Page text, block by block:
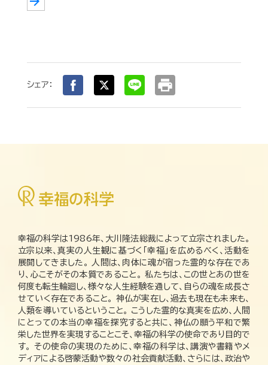
シェア： print
幸福の科学は1986年、大川隆法総裁によって立宗されました。
立宗以来、真実の人生観に基づく「幸福」を広めるべく、活動を
展開してきました。 人間は、肉体に魂が宿った霊的な存在であ
り、心こそがその本質であること。 私たちは、この世とあの世を
何度も転生輪廻し、様々な人生経験を通して、自らの魂を成長さ
せていく存在であること。 神仏が実在し、過去も現在も未来も、
人類を導いているということ。 こうした霊的な真実を広め、人間
にとっての本当の幸福を探究すると共に、神仏の願う平和で繁
栄した世界を実現することこそ、幸福の科学の使命であり目的で
す。 その使命の実現のために、幸福の科学は、講演や書籍やメ
ディアによる啓蒙活動や数々の社会貢献活動、さらには、政治や